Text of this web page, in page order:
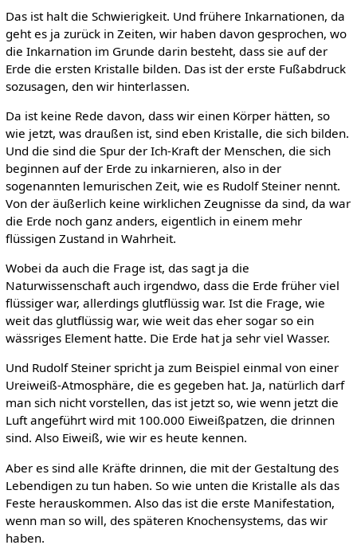
Das ist halt die Schwierigkeit. Und frühere Inkarnationen, da
geht es ja zurück in Zeiten, wir haben davon gesprochen, wo
die Inkarnation im Grunde darin besteht, dass sie auf der
Erde die ersten Kristalle bilden. Das ist der erste Fußabdruck
sozusagen, den wir hinterlassen.
Da ist keine Rede davon, dass wir einen Körper hätten, so
wie jetzt, was draußen ist, sind eben Kristalle, die sich bilden.
Und die sind die Spur der Ich-Kraft der Menschen, die sich
beginnen auf der Erde zu inkarnieren, also in der
sogenannten lemurischen Zeit, wie es Rudolf Steiner nennt.
Von der äußerlich keine wirklichen Zeugnisse da sind, da war
die Erde noch ganz anders, eigentlich in einem mehr
flüssigen Zustand in Wahrheit.
Wobei da auch die Frage ist, das sagt ja die
Naturwissenschaft auch irgendwo, dass die Erde früher viel
flüssiger war, allerdings glutflüssig war. Ist die Frage, wie
weit das glutflüssig war, wie weit das eher sogar so ein
wässriges Element hatte. Die Erde hat ja sehr viel Wasser.
Und Rudolf Steiner spricht ja zum Beispiel einmal von einer
Ureiweiß-Atmosphäre, die es gegeben hat. Ja, natürlich darf
man sich nicht vorstellen, das ist jetzt so, wie wenn jetzt die
Luft angeführt wird mit 100.000 Eiweißpatzen, die drinnen
sind. Also Eiweiß, wie wir es heute kennen.
Aber es sind alle Kräfte drinnen, die mit der Gestaltung des
Lebendigen zu tun haben. So wie unten die Kristalle als das
Feste herauskommen. Also das ist die erste Manifestation,
wenn man so will, des späteren Knochensystems, das wir
haben.